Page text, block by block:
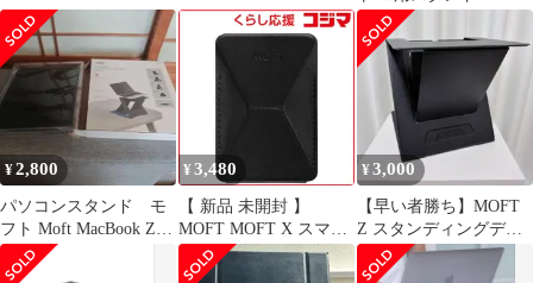
MOFT-Z 折り畳み/パ
ソコン
¥2,800
パソコンスタンド モ
フト Moft MacBook Z
グレー
¥ 3,480
【 新品 未開封 】
MOFT MOFT X スマー
トフォンスタンド
MS007S1BK2021NM 未
¥3,000
【早い者勝ち】MOFT
Z スタンディングデス
ク&スタンド 折りたた
み